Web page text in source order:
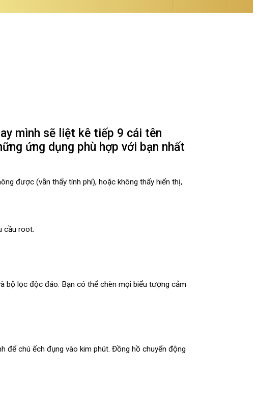
mình sẽ liệt kê tiếp 9 cái tên
ứng dụng phù hợp với bạn nhất
được (vẫn thấy tính phí), hoặc không thấy hiển thị,
cầu root.
bộ lọc độc đáo. Bạn có thể chèn mọi biểu tượng cảm
để chú ếch đụng vào kim phút. Đồng hồ chuyển động